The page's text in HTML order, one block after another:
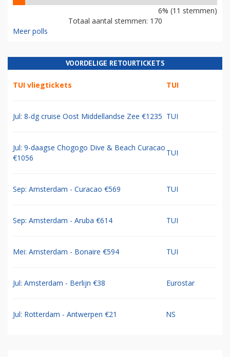
6% (11 stemmen)
Totaal aantal stemmen: 170
Meer polls
VOORDELIGE RETOURTICKETS
TUI vliegtickets TUI
Jul: 8-dg cruise Oost Middellandse Zee €1235 TUI
Jul: 9-daagse Chogogo Dive & Beach Curacao
€1056
TUI
Sep: Amsterdam - Curacao €569 TUI
Sep: Amsterdam - Aruba €614 TUI
Mei: Amsterdam - Bonaire €594 TUI
Jul: Amsterdam - Berlijn €38 Eurostar
Jul: Rotterdam - Antwerpen €21 NS